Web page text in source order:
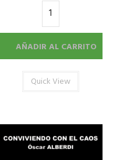
AÑADIR AL CARRITO
Quick View